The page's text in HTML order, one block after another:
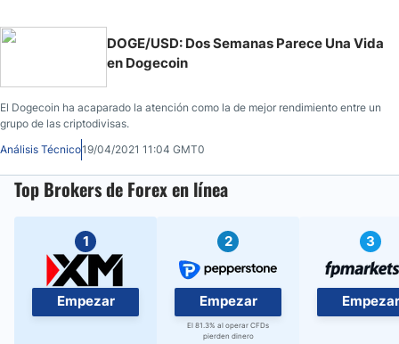
DOGE/USD: Dos Semanas Parece Una Vida
en Dogecoin
El Dogecoin ha acaparado la atención como la de mejor rendimiento entre un
grupo de las criptodivisas.
Análisis Técnico19/04/2021 11:04 GMT0
Top Brokers de Forex en línea
1
Empezar
2
Empezar
El 81.3% al operar CFDs
pierden dinero
3
Empezar